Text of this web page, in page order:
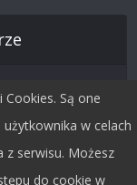
Są one
w celach
z serwisu. Możesz
do cookie w